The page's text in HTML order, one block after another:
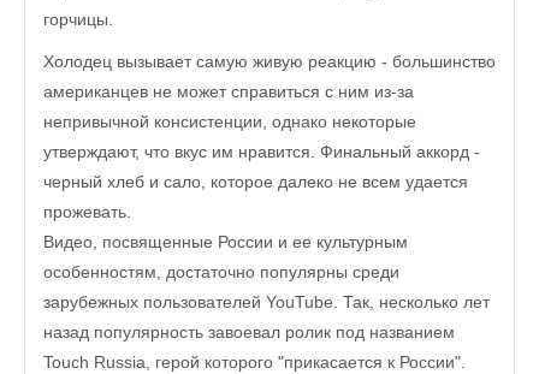
горчицы.
Холодец вызывает самую живую реакцию - большинство
американцев не может справиться с ним из-за
непривычной консистенции, однако некоторые
утверждают, что вкус им нравится. Финальный аккорд -
черный хлеб и сало, которое далеко не всем удается
прожевать.
Видео, посвященные России и ее культурным
особенностям, достаточно популярны среди
зарубежных пользователей YouTube. Так, несколько лет
назад популярность завоевал ролик под названием
Touch Russia, герой которого "прикасается к России".